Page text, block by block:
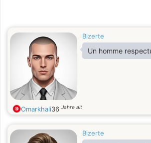
Bizerte
Un homme
Omarkhali36 Jahre alt
Bizerte